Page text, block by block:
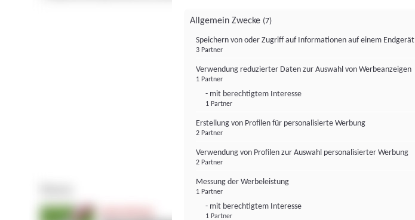
Allgemein Zwecke (7)
Speichern von oder Zugriff auf Informationen auf einem Endgerät
3 Partner
Verwendung reduzierter Daten zur Auswahl von Werbeanzeigen
1 Partner
- mit berechtigtem Interesse
1 Partner
Erstellung von Profilen für personalisierte Werbung
2 Partner
Verwendung von Profilen zur Auswahl personalisierter Werbung
2 Partner
Messung der Werbeleistung
1 Partner
- mit berechtigtem Interesse
1 Partner